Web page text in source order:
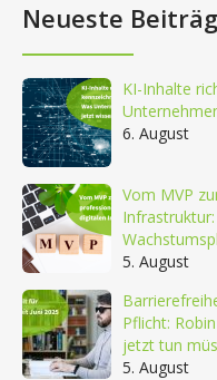
Neueste
KI-Inhalte
6. August
Vom MVP
5. August
Pflicht:
jetzt tun
5. August